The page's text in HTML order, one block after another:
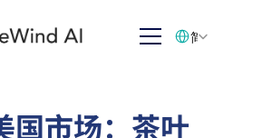
国市场：茶叶
简体中文